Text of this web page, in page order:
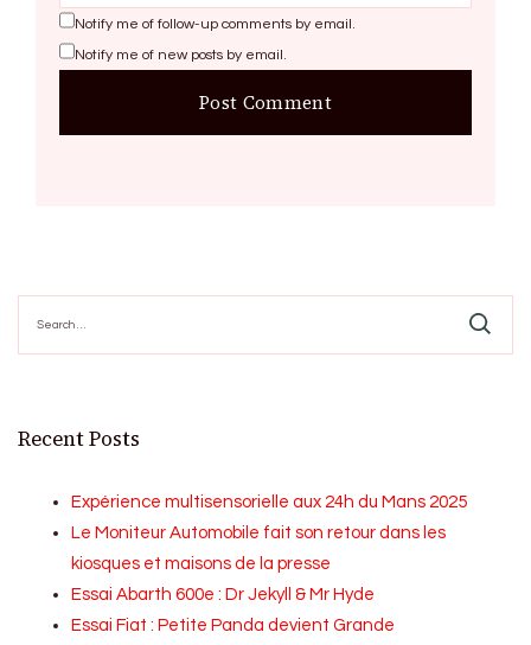
Notify me of follow-up comments by email.
Notify me of new posts by email.
for:
Recent Posts
Expérience multisensorielle aux 24h du Mans 2025
Le Moniteur Automobile fait son retour dans les
kiosques et maisons de la presse
Essai Abarth 600e : Dr Jekyll & Mr Hyde
Essai Fiat : Petite Panda devient Grande